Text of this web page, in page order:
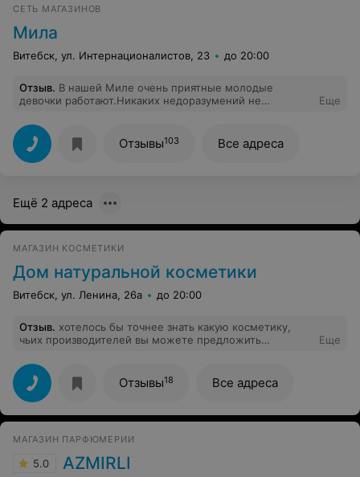
СЕТЬ МАГАЗИНОВ
Мила
Витебск, ул. Интернационалистов, 23 до 20:00
Отзыв. В нашей Миле очень приятные молодые
девочки работают.Никаких недоразумений не
помочь,посоветовать.Захожу часто, так как радуют
акции, получается все нужное для дома
приобретается со скидками.Спасибо!
Еще
Отзывы103 Все адреса
Ещё 2 адреса
МАГАЗИН КОСМЕТИКИ
Дом натуральной косметики
Витебск, ул. Ленина, 26а до 20:00
Отзыв. хотелось бы точнее знать какую косметику,
чьих производителей вы можете предложить
заранее благодарна.
Еще
Отзывы18 Все адреса
МАГАЗИН ПАРФЮМЕРИИ
5.0 AZMIRLI